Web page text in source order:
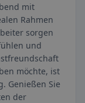
mit
Rahmen
sorgen
und
möchte, ist
Genießen Sie
der